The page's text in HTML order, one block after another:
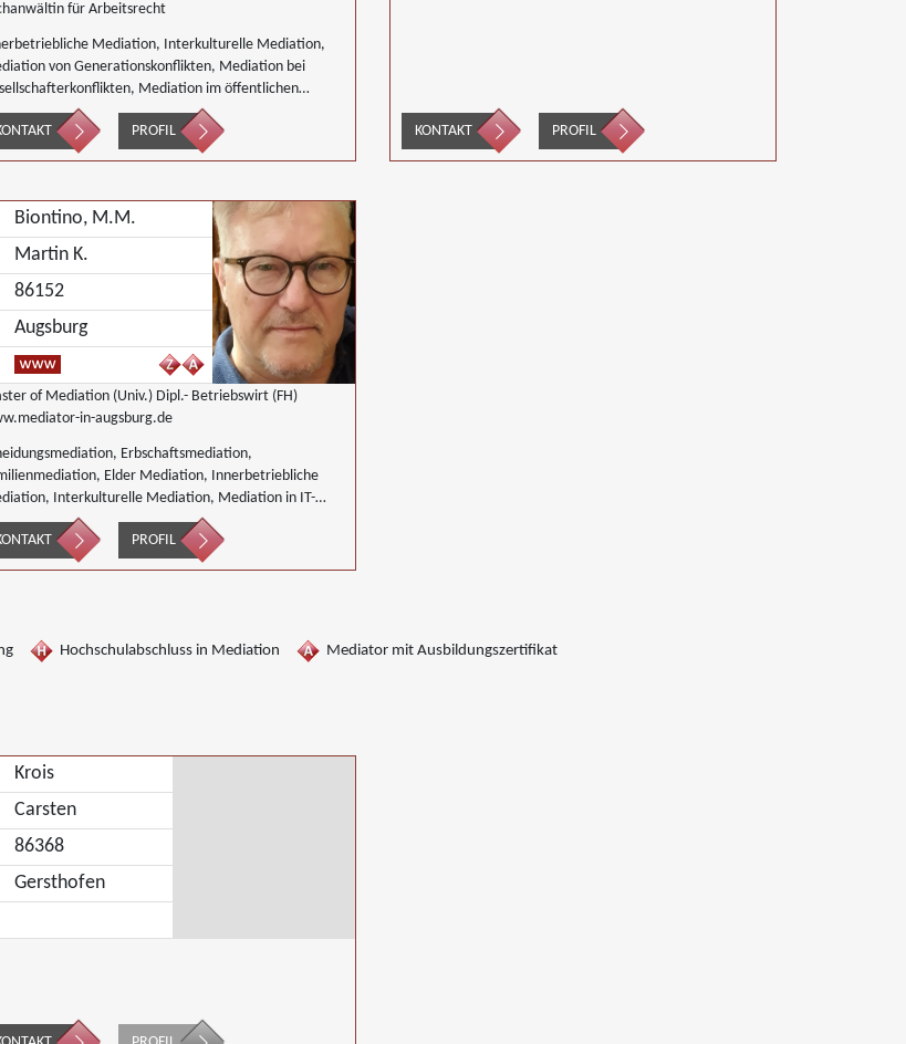
für Arbeitsrecht
Mediation, Interkulturelle Mediation,
von Generationskonflikten, Mediation bei
Mediation im öffentlichen
Mediation bei Team- und Gruppenkonflikten,
von Unternehmensnachfolgen,
PROFIL KONTAKT PROFIL
Biontino, M.M.
Martin K.
86152
Augsburg
of Mediation (Univ.) Dipl.- Betriebswirt (FH)
in-augsburg.de
Erbschaftsmediation,
Elder Mediation, Innerbetriebliche
Interkulturelle Mediation, Mediation in IT-
Outsourcing-Konflikten, Mediation in
Mediation im
Mediation in der Kreditwirtschaft,
von Unternehmensnachfolgen, Mediation in
PROFIL
Hochschulabschluss in Mediation
Mediator mit Ausbildungszertifikat
Krois
Carsten
86368
Gersthofen